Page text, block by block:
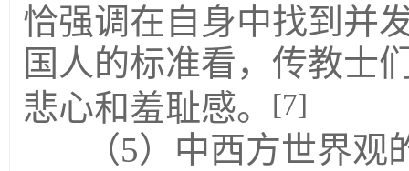
恰强调在自身中找到并
国人的标准看，传教士
悲心和羞耻感。
[7]
（5）中西方世界观